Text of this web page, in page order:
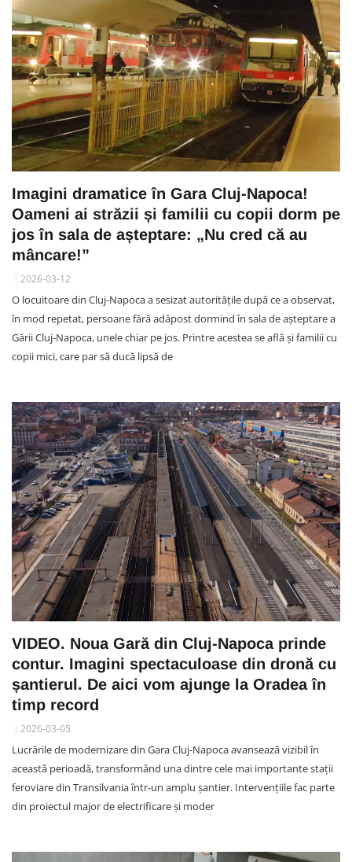
Imagini dramatice în Gara Cluj-Napoca!
Oameni ai străzii și familii cu copii dorm pe
jos în sala de așteptare: „Nu cred că au
mâncare!”
2026-03-12
O locuitoare din Cluj-Napoca a sesizat autoritățile după ce a observat,
în mod repetat, persoane fără adăpost dormind în sala de așteptare a
Gării Cluj-Napoca, unele chiar pe jos. Printre acestea se află și familii cu
copii mici, care par să ducă lipsă de
VIDEO. Noua Gară din Cluj-Napoca prinde
contur. Imagini spectaculoase din dronă cu
șantierul. De aici vom ajunge la Oradea în
timp record
2026-03-05
Lucrările de modernizare din Gara Cluj-Napoca avansează vizibil în
această perioadă, transformând una dintre cele mai importante stații
feroviare din Transilvania într-un amplu șantier. Intervențiile fac parte
din proiectul major de electrificare și moder